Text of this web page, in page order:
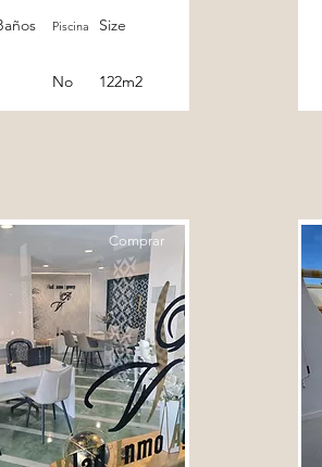
Piscina Size
No 122m2
Comprar